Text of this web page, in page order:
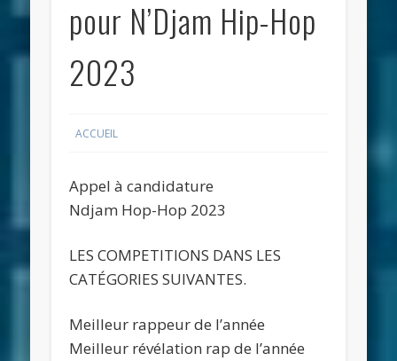
pour N’Djam Hip-Hop
2023
ACCUEIL
Appel à candidature
Ndjam Hop-Hop 2023
LES COMPETITIONS DANS LES
CATÉGORIES SUIVANTES.
Meilleur rappeur de l’année
Meilleur révélation rap de l’année